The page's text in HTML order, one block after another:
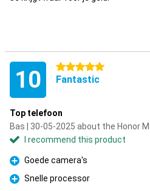
10 5 stars
Fantastic
Top telefoon
Bas | 30-05-2025 about the Honor
I recommend this product
Pro
Goede camera's
Pro
Snelle processor